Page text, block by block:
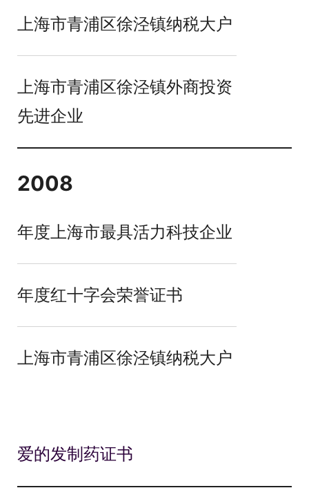
上海市青浦区徐泾镇纳税大户
上海市青浦区徐泾镇外商投资
先进企业
2008
年度上海市最具活力科技企业
年度红十字会荣誉证书
上海市青浦区徐泾镇纳税大户
爱的发制药证书